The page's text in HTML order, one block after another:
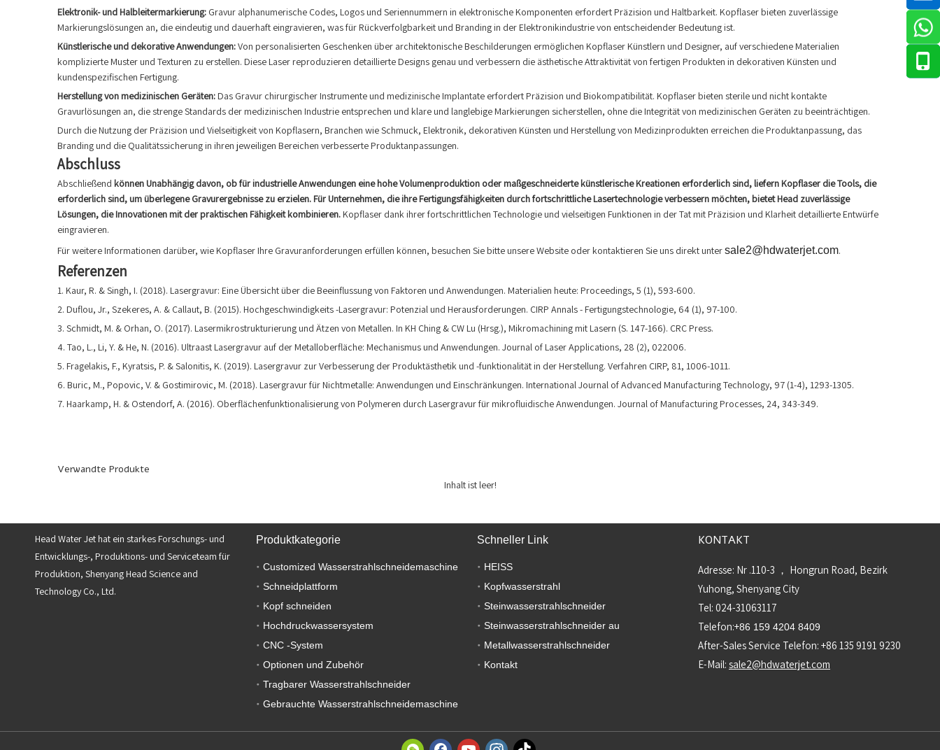
Elektronik- und Halbleitermarkierung: Gravur alphanumerische Codes, Logos und Seriennummern in elektronische Komponenten erfordert Präzision und Haltbarkeit. Kopflaser bieten zuverlässige
Markierungslösungen an, die eindeutig und dauerhaft eingravieren, was für Rückverfolgbarkeit und Branding in der Elektronikindustrie von entscheidender Bedeutung ist.
Künstlerische und dekorative Anwendungen:Von personalisierten Geschenken über architektonische Beschilderungen ermöglichen Kopflaser Künstlern und Designer, auf verschiedene Materialien
komplizierte Muster und Texturen zu erstellen. Diese Laser reproduzieren detaillierte Designs genau und verbessern die ästhetische Attraktivität von fertigen Produkten in dekorativen Künsten und
kundenspezifischen Fertigung.
Herstellung von medizinischen Geräten: Das Gravur chirurgischer Instrumente und medizinische Implantate erfordert Präzision und Biokompatibilität. Kopflaser bieten sterile und nicht kontakte
Gravurlösungen an, die strenge Standards der medizinischen Industrie entsprechen und klare und langlebige Markierungen sicherstellen, ohne die Integrität von medizinischen Geräten zu beeinträchtigen.
Durch die Nutzung der Präzision und Vielseitigkeit von Kopflasern, Branchen wie Schmuck, Elektronik, dekorativen Künsten und Herstellung von Medizinprodukten erreichen die Produktanpassung, das
Branding und die Qualitätssicherung in ihren jeweiligen Bereichen verbesserte Produktanpassungen.
Abschluss
Abschließend können Unabhängig davon, ob für industrielle Anwendungen eine hohe Volumenproduktion oder maßgeschneiderte künstlerische Kreationen erforderlich sind, liefern Kopflaser die Tools, die
erforderlich sind, um überlegene Gravurergebnisse zu erzielen. Für Unternehmen, die ihre Fertigungsfähigkeiten durch fortschrittliche Lasertechnologie verbessern möchten, bietet Head zuverlässige
Lösungen, die Innovationen mit der praktischen Fähigkeit kombinieren. Kopflaser dank ihrer fortschrittlichen Technologie und vielseitigen Funktionen in der Tat mit Präzision und Klarheit detaillierte Entwürfe
eingravieren.
Für weitere Informationen darüber, wie Kopflaser Ihre Gravuranforderungen erfüllen können, besuchen Sie bitte unsere Website oder kontaktieren Sie uns direkt untersale2@hdwaterjet.com.
Referenzen
1. Kaur, R. & Singh, I. (2018). Lasergravur: Eine Übersicht über die Beeinflussung von Faktoren und Anwendungen. Materialien heute: Proceedings, 5 (1), 593-600.
2. Duflou, Jr., Szekeres, A. & Callaut, B. (2015). Hochgeschwindigkeits -Lasergravur: Potenzial und Herausforderungen. CIRP Annals - Fertigungstechnologie, 64 (1), 97-100.
3. Schmidt, M. & Orhan, O. (2017). Lasermikrostrukturierung und Ätzen von Metallen. In KH Ching & CW Lu (Hrsg.), Mikromachining mit Lasern (S. 147-166). CRC Press.
4. Tao, L., Li, Y. & He, N. (2016). Ultraast Lasergravur auf der Metalloberfläche: Mechanismus und Anwendungen. Journal of Laser Applications, 28 (2), 022006.
5. Fragelakis, F., Kyratsis, P. & Salonitis, K. (2019). Lasergravur zur Verbesserung der Produktästhetik und -funktionalität in der Herstellung. Verfahren CIRP, 81, 1006-1011.
6. Buric, M., Popovic, V. & Gostimirovic, M. (2018). Lasergravur für Nichtmetalle: Anwendungen und Einschränkungen. International Journal of Advanced Manufacturing Technology, 97 (1-4), 1293-1305.
7. Haarkamp, H. & Ostendorf, A. (2016). Oberflächenfunktionalisierung von Polymeren durch Lasergravur für mikrofluidische Anwendungen. Journal of Manufacturing Processes, 24, 343-349.
Verwandte Produkte
Inhalt ist leer!
Head Water Jet hat ein starkes Forschungs- und
Entwicklungs-, Produktions- und Serviceteam für
Produktion, Shenyang Head Science and
Technology Co., Ltd.
Produktkategorie
Customized Wasserstrahlschneidemaschine
Schneidplattform
Kopf schneiden
Hochdruckwassersystem
CNC -System
Optionen und Zubehör
Tragbarer Wasserstrahlschneider
Gebrauchte Wasserstrahlschneidemaschine
Schneller Link
HEISS
Kopfwasserstrahl
Steinwasserstrahlschneider
Steinwasserstrahlschneider au
Metallwasserstrahlschneider
Kontakt
KONTAKT
Adresse: Nr .110-3 ， Hongrun Road, Bezirk
Yuhong, Shenyang City
Tel: 024-31063117
Telefon:+86 159 4204 8409
After-Sales Service Telefon: +86 135 9191 9230
E-Mail: sale2@hdwaterjet.com